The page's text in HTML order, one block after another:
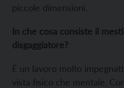
piccole dimensioni.
In che cosa consiste il
disgaggiatore?
È un lavoro molto
vista fisico che mentale.